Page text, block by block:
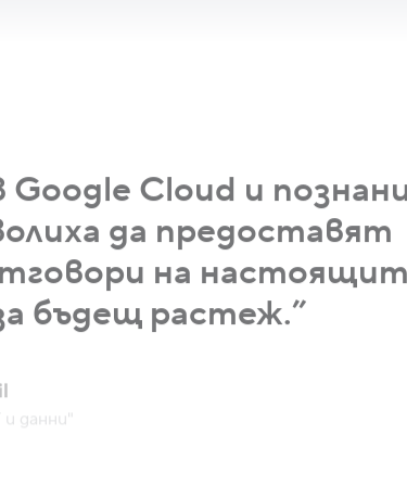
Cloud и
да предоставят
на
бъдещ растеж.”
данни"